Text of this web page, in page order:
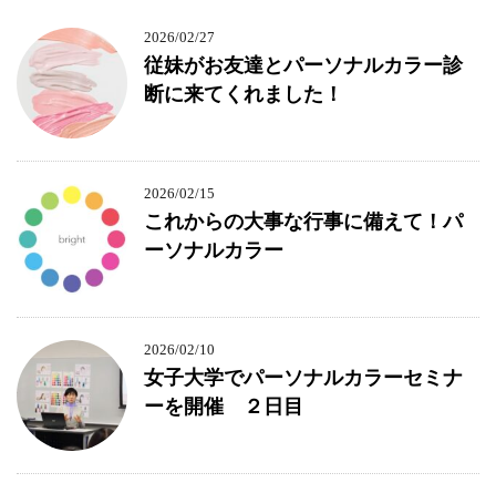
2026/02/27
従妹がお友達とパーソナルカラー診
断に来てくれました！
2026/02/15
これからの大事な行事に備えて！パ
ーソナルカラー
2026/02/10
女子大学でパーソナルカラーセミナ
ーを開催 ２日目